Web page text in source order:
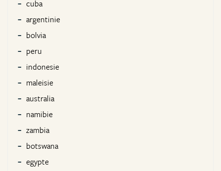
cuba
argentinie
bolvia
peru
indonesie
maleisie
australia
namibie
zambia
botswana
egypte